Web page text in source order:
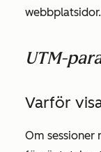
webbplatsidor.
UTM-
Varför
Om sessioner